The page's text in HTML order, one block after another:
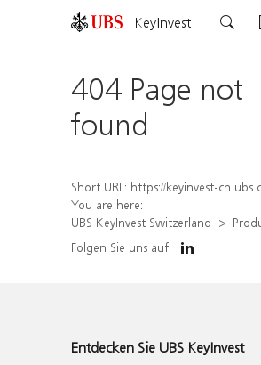
KeyInvest
404 Page not
found
Short URL: https://keyinvest-ch.ubs.com/produkt/detail/index/
You are here:
UBS KeyInvest Switzerland
Folgen Sie uns auf
Entdecken Sie UBS KeyInvest